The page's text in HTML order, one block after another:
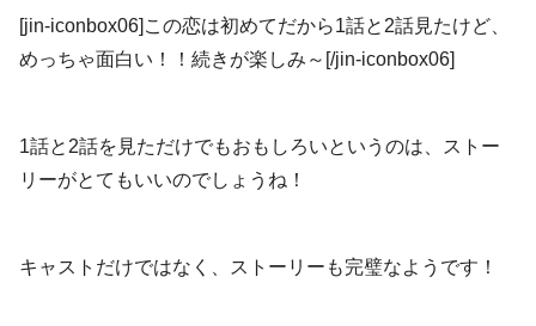
[jin-iconbox06]この恋は初めてだから1話と2話見たけど、
めっちゃ面白い！！続きが楽しみ～[/jin-iconbox06]
1話と2話を見ただけでもおもしろいというのは、ストー
リーがとてもいいのでしょうね！
キャストだけではなく、ストーリーも完璧なようです！